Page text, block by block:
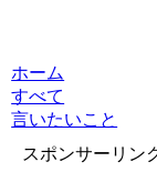
ホーム
すべて
言いたいこと
スポンサーリン